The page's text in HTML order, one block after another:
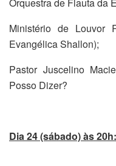
Orquestra de Flauta da
Ministério de Louvor
Evangélica Shallon);
Pastor Juscelino
Posso Dizer?
Dia 24 (sábado) às 20h: